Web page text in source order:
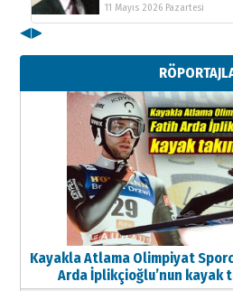
11 Mayıs 2026 Pazartesi
Metin Külünk: Aileyi
Geleceği Korumaktır
11 Mayıs 2026 Pazartesi
◀▶
Kayakla Atlama Olimpiyat
Arda İplikçioğlu’nun kayak